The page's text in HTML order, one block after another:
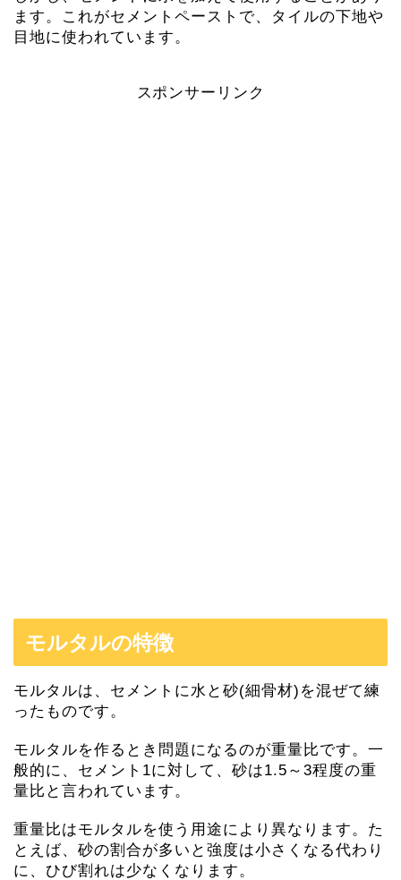
ます。これがセメントペーストで、タイルの下地や
目地に使われています。
スポンサーリンク
モルタルの特徴
モルタルは、セメントに水と砂(細骨材)を混ぜて練
ったものです。
モルタルを作るとき問題になるのが重量比です。一
般的に、セメント1に対して、砂は1.5～3程度の重
量比と言われています。
重量比はモルタルを使う用途により異なります。た
とえば、砂の割合が多いと強度は小さくなる代わり
に、ひび割れは少なくなります。